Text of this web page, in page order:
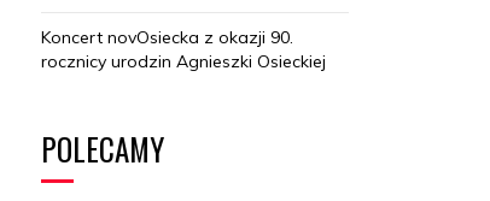
Koncert novOsiecka z okazji 90.
rocznicy urodzin Agnieszki Osieckiej
POLECAMY